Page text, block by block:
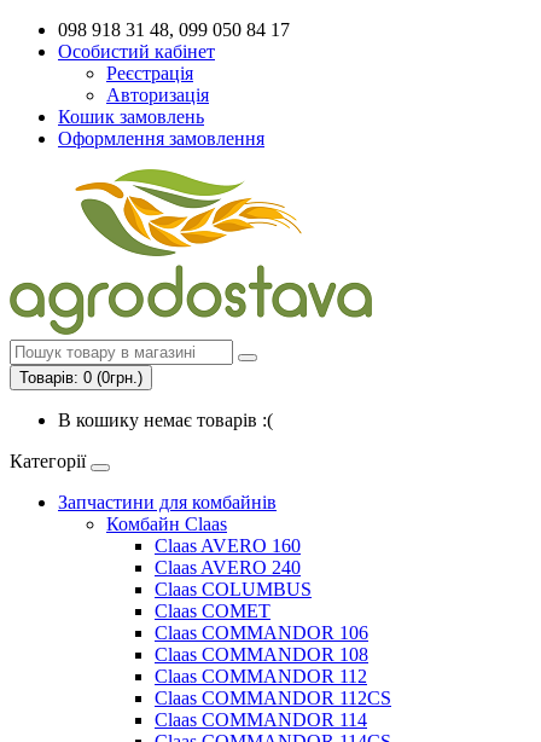
098 918 31 48, 099 050 84 17
Особистий кабінет
Реєстрація
Авторизація
Кошик замовлень
Оформлення замовлення
Товарів: 0 (0грн.)
В кошику немає товарів :(
Категорії
Запчастини для комбайнів
Комбайн Claas
Claas AVERO 160
Claas AVERO 240
Claas COLUMBUS
Claas COMET
Claas COMMANDOR 106
Claas COMMANDOR 108
Claas COMMANDOR 112
Claas COMMANDOR 112CS
Claas COMMANDOR 114